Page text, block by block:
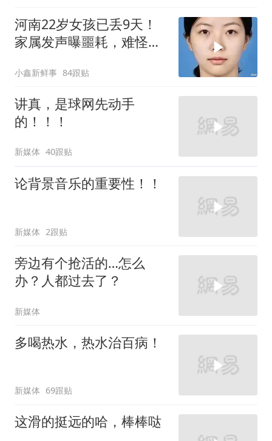
河南22岁女孩已丢9天！
家属发声曝噩耗，难怪搜
小鑫新鲜事 84跟贴
讲真，是球网先动手
的！！！
新媒体 40跟贴
论背景音乐的重要性！！
新媒体 2跟贴
旁边有个抢活的…怎么
办？人都过去了？
新媒体
多喝热水，热水治百病！
新媒体 69跟贴
这滑的挺远的哈，棒棒哒